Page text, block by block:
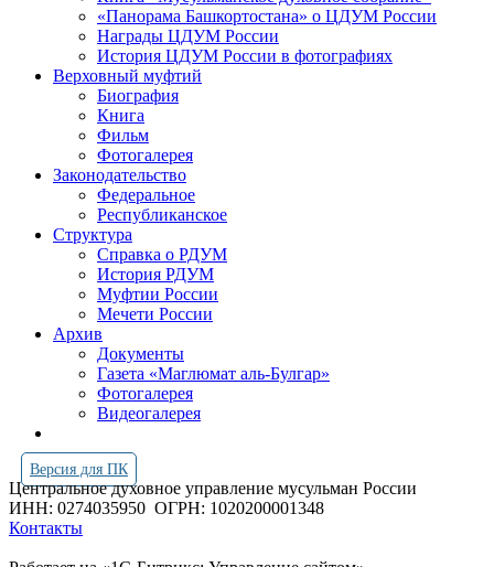
«Панорама Башкортостана» о ЦДУМ России
Награды ЦДУМ России
История ЦДУМ России в фотографиях
Верховный муфтий
Биография
Книга
Фильм
Фотогалерея
Законодательство
Федеральное
Республиканское
Структура
Справка о РДУМ
История РДУМ
Муфтии России
Мечети России
Архив
Документы
Газета «Маглюмат аль-Булгар»
Фотогалерея
Видеогалерея
Версия для ПК
Центральное духовное управление мусульман России
ИНН: 0274035950 ОГРН: 1020200001348
Контакты